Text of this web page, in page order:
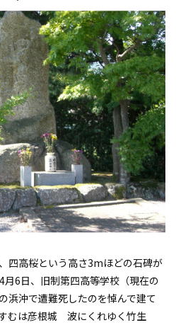
四高桜という高さ3mほどの石碑が
月6日、旧制第四高等学校（現在の
浜沖で遭難死したのを悼んで建て
むは彦根城 波にくれゆく竹生